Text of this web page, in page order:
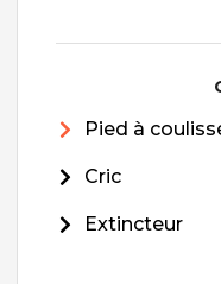
Pied à
Cric
Extincteur